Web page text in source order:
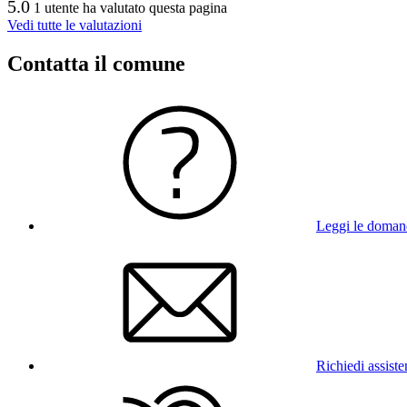
5.0 1 utente ha valutato questa pagina
Vedi tutte le valutazioni
Contatta il comune
Leggi le
Richiedi